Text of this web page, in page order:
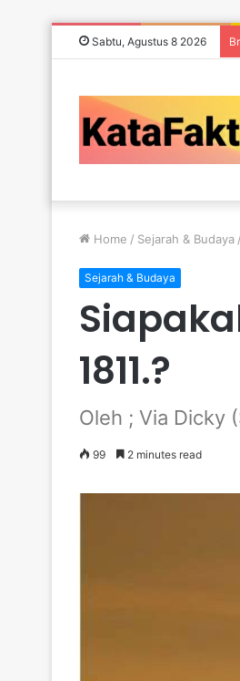
Sabtu, Agustus 8 2026
Home / Sejarah & Budaya /
Sejarah & Budaya
1811.?
Oleh ; Via Dicky
99 2 minutes read